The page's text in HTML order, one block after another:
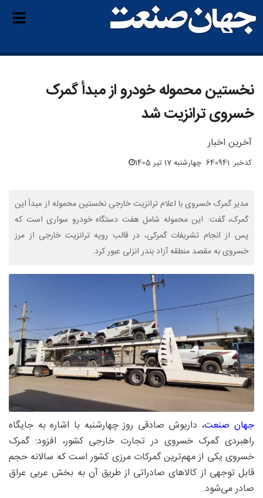
نخستین محموله خودرو از مبدأ گمرک
خسروی ترانزیت شد
آخرین اخبار
کدخبر: 640941 چهارشنبه 17 تیر 1405
مدیر گمرک خسروی با اعلام ترانزیت خارجی نخستین محموله از مبدأ این
گمرک، گفت: این محموله شامل هفت دستگاه خودرو سواری است که
پس از انجام تشریفات گمرکی، در قالب رویه ترانزیت خارجی از مرز
خسروی به مقصد منطقه آزاد بندر انزلی عبور کرد.
جهان صنعت، داریوش صادقی روز چهارشنبه با اشاره به جایگاه
راهبردی گمرک خسروی در تجارت خارجی کشور، افزود: گمرک
خسروی یکی از مهم‌ترین گمرکات مرزی کشور است که سالانه حجم
قابل توجهی از کالاهای صادراتی از طریق آن به بخش عربی عراق
صادر می‌شود.